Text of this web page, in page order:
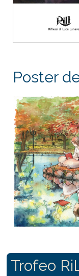
Poster
Trofeo